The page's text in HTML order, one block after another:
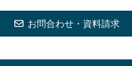
お問合わせ・資料請求